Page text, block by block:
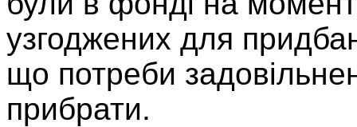
узгоджених для
що потреби
прибрати.